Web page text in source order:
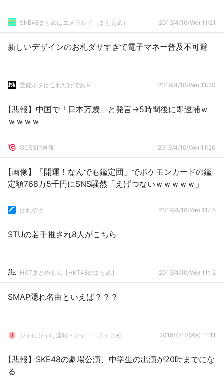
SKE48まとめはエメラルド（まとえめ） 2019/4/10(We) 11:21
新しいデザインのお札ダサすぎて電子マネー普及不可避
芸能ネタはこれだけでおｋ 2019/4/10(We) 11:20
【悲報】中国で「日本万歳」と発言→5時間後に即逮捕ｗ
ｗｗｗｗ
GOSSIP速報 2019/4/10(We) 11:20
【画像】「開運！なんでも鑑定団」でポケモンカードの鑑
定額768万5千円にSNS騒然「えげつないｗｗｗｗｗ」
はれぞう 2019/4/10(We) 11:15
STUの若手推され8人がこちら
HKTまとめもん【HKT48のまとめ】 2019/4/10(We) 11:12
SMAP隠れ名曲といえば？？？
ジャにジャに速報 - ジャニーズまとめ 2019/4/10(We) 11:11
【悲報】SKE48の劇場公演、中学生の出演が20時までにな
る